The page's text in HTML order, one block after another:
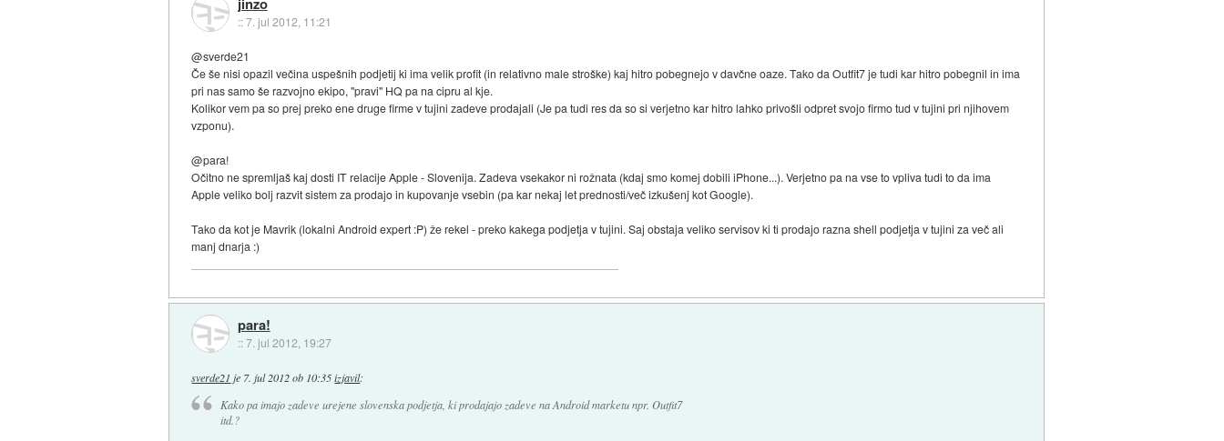
::7. jul 2012, 11:21
@sverde21
Če še nisi opazil večina uspešnih podjetij ki ima velik profit (in relativno male stroške) kaj hitro pobegnejo v davčne oaze. Tako da Outfit7 je tudi kar hitro pobegnil in ima
pri nas samo še razvojno ekipo, "pravi" HQ pa na cipru al kje.
Kolikor vem pa so prej preko ene druge firme v tujini zadeve prodajali (Je pa tudi res da so si verjetno kar hitro lahko privošli odpret svojo firmo tud v tujini pri njihovem
vzponu).
@para!
Očitno ne spremljaš kaj dosti IT relacije Apple - Slovenija. Zadeva vsekakor ni rožnata (kdaj smo komej dobili iPhone...). Verjetno pa na vse to vpliva tudi to da ima
Apple veliko bolj razvit sistem za prodajo in kupovanje vsebin (pa kar nekaj let prednosti/več izkušenj kot Google).
Tako da kot je Mavrik (lokalni Android expert :P) že rekel - preko kakega podjetja v tujini. Saj obstaja veliko servisov ki ti prodajo razna shell podjetja v tujini za več ali
manj dnarja :)
para!
::7. jul 2012, 19:27
sverde21 je 7. jul 2012 ob 10:35 izjavil:
Kako pa imajo zadeve urejene slovenska podjetja, ki prodajajo zadeve na Android marketu npr. Outfit7
itd.?